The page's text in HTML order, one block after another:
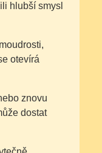
hlubší smysl
otevírá
znovu
dostat